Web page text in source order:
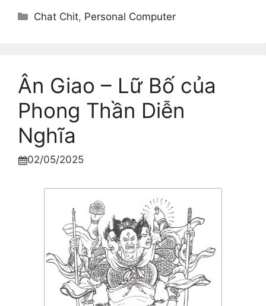
Categories
Chat Chit, Personal Computer
Ân Giao – Lữ Bố của
Phong Thần Diễn
Nghĩa
02/05/2025